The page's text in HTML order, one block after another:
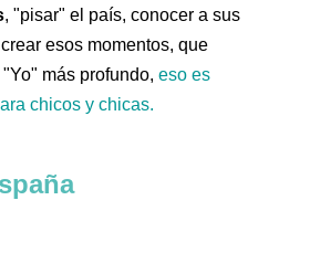
, "pisar" el país, conocer a sus
esos momentos, que
más profundo, eso es
chicos y chicas.